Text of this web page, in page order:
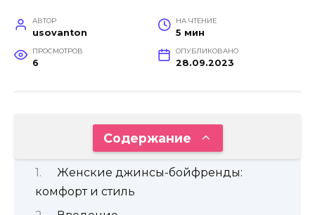
АВТОР
usovanton
НА ЧТЕНИЕ
5 мин
ПРОСМОТРОВ
6
ОПУБЛИКОВАНО
28.09.2023
Содержание
Женские джинсы-бойфренды:
комфорт и стиль